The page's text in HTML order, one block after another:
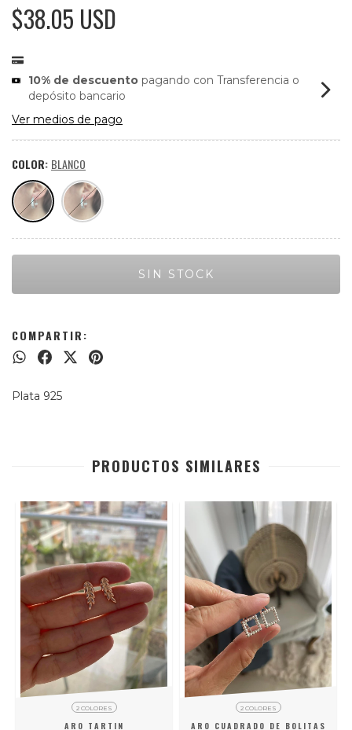
$38.05 USD
10% de descuento pagando con Transferencia o
depósito bancario
Ver medios de pago
COLOR: BLANCO
COMPARTIR:
Plata 925
PRODUCTOS SIMILARES
2 COLORES
ARO TARTIN
2 COLORES
ARO CUADRADO DE BOLITAS